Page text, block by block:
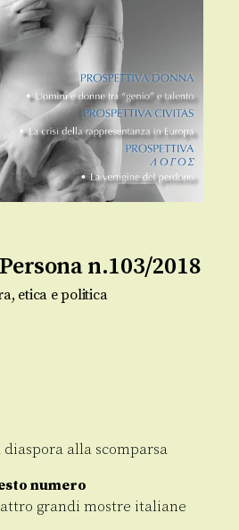
n.103/2018
etica e politica
alla scomparsa
numero
grandi mostre italiane